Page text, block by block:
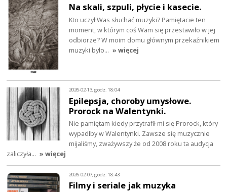
Na skali, szpuli, płycie i kasecie.
Kto uczył Was słuchać muzyki? Pamiętacie ten
moment, w którym coś Wam się przestawiło w jej
odbiorze? W moim domu głównym przekaźnikiem
muzyki było… » więcej
2026-02-13, godz. 18:04
Epilepsja, choroby umysłowe.
Prorock na Walentynki.
Nie pamiętam kiedy przytrafił mi się Prorock, który
wypadłby w Walentynki. Zawsze się muzycznie
mijaliśmy, zważywszy że od 2008 roku ta audycja
zaliczyła… » więcej
2026-02-07, godz. 18:43
Filmy i seriale jak muzyka